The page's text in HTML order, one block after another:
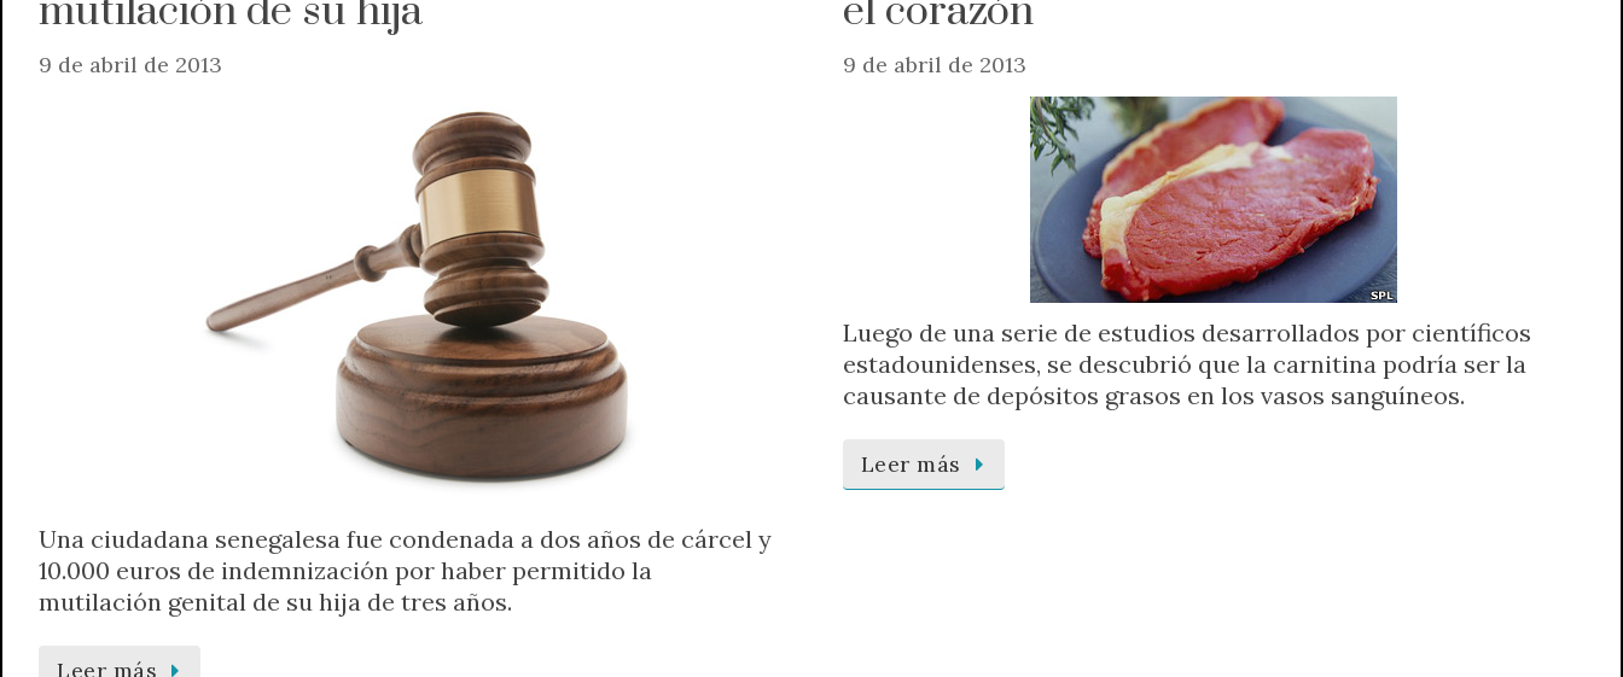
mutilación de su hija
9 de abril de 2013
Una ciudadana senegalesa fue condenada a dos años de cárcel y
10.000 euros de indemnización por haber permitido la
mutilación genital de su hija de tres años.
Leer más
el corazón
9 de abril de 2013
Luego de una serie de estudios desarrollados por científicos
estadounidenses, se descubrió que la carnitina podría ser la
causante de depósitos grasos en los vasos sanguíneos.
Leer más